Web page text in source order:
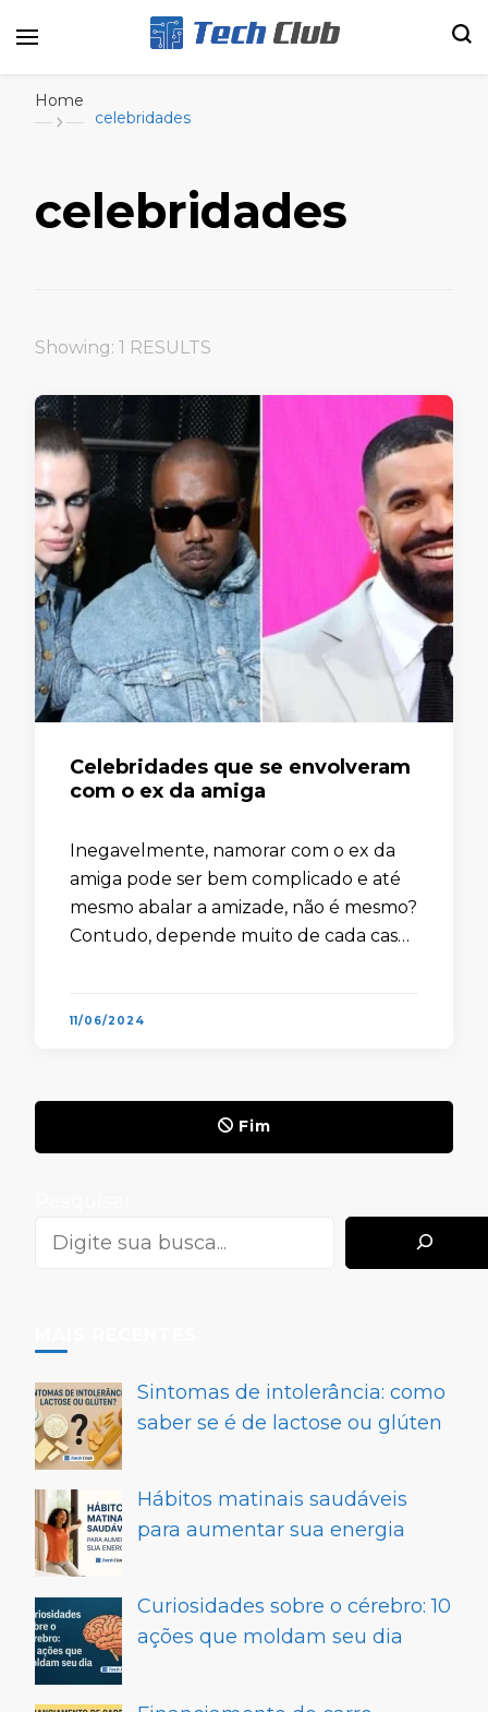
Home
celebridades
celebridades
Showing: 1 RESULTS
Celebridades que se envolveram
com o ex da amiga
Inegavelmente, namorar com o ex da
amiga pode ser bem complicado e até
mesmo abalar a amizade, não é mesmo?
Contudo, depende muito de cada caso.
11/06/2024
Fim
Sintomas de intolerância: como
saber se é de lactose ou glúten
Hábitos matinais saudáveis
para aumentar sua energia
Curiosidades sobre o cérebro: 10
ações que moldam seu dia